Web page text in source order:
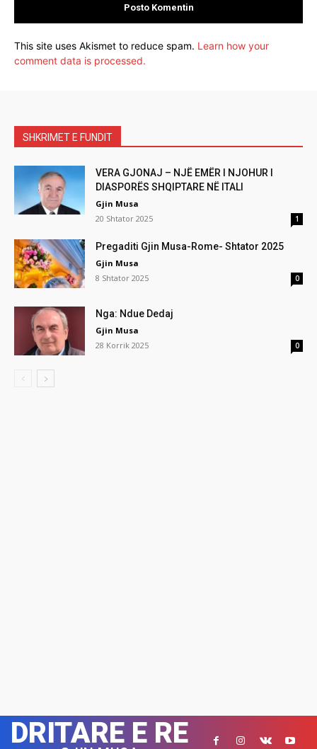
This site uses Akismet to reduce spam. Learn how your
comment data is processed.
SHKRIMET E FUNDIT
VERA GJONAJ – NJË EMËR I NJOHUR I
DIASPORËS SHQIPTARE NË ITALI
Gjin Musa
20 Shtator 2025
1
Pregaditi Gjin Musa-Rome- Shtator 2025
Gjin Musa
8 Shtator 2025
0
Nga: Ndue Dedaj
Gjin Musa
28 Korrik 2025
0
DRITARE E RE